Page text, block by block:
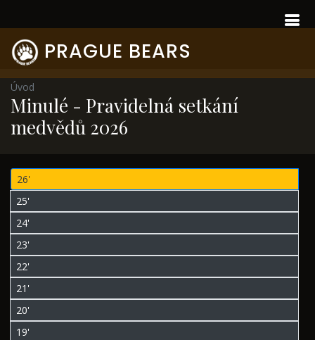
PRAGUE BEARS
Úvod
Minulé - Pravidelná setkání
medvědů 2026
26'
25'
24'
23'
22'
21'
20'
19'